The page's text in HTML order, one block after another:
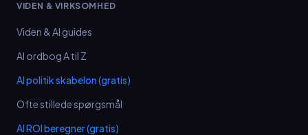
VIDEN & VIRKSOMHED
Viden & AI guides
AI ordbog A til Z
AI politik skabelon (gratis)
Ofte stillede spørgsmål
AI ROI beregner (gratis)